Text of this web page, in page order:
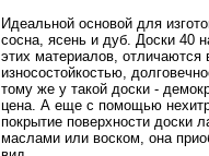
Идеальной основой для
сосна, ясень и дуб. Доски 40
этих материалов, отличаются
износостойкостью,
тому же у такой доски -
цена. А еще с помощью
покрытие поверхности доски
маслами или воском, она